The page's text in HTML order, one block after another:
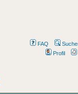
FAQ
Profil